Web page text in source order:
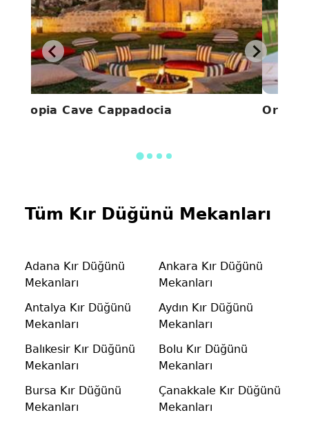
Utopia Cave Cappadocia Ordu
Tüm Kır Düğünü Mekanları
Adana Kır Düğünü
Mekanları
Ankara Kır Düğünü
Mekanları
Antalya Kır Düğünü
Mekanları
Aydın Kır Düğünü
Mekanları
Balıkesir Kır Düğünü
Mekanları
Bolu Kır Düğünü
Mekanları
Bursa Kır Düğünü
Mekanları
Çanakkale Kır Düğünü
Mekanları